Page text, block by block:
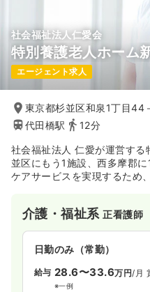
社会福祉法人仁愛会
特別養護老人ホーム
エージェント求人
東京都杉並区和泉1丁目44
代田橋駅
12分
社会福祉法人 仁愛が運営す
並区にもう1施設、西多摩郡
ケアサービスを実現するため
介護・福祉系正看護師
日勤のみ（常勤）
給与 28.6〜33.6万円/月
※一例